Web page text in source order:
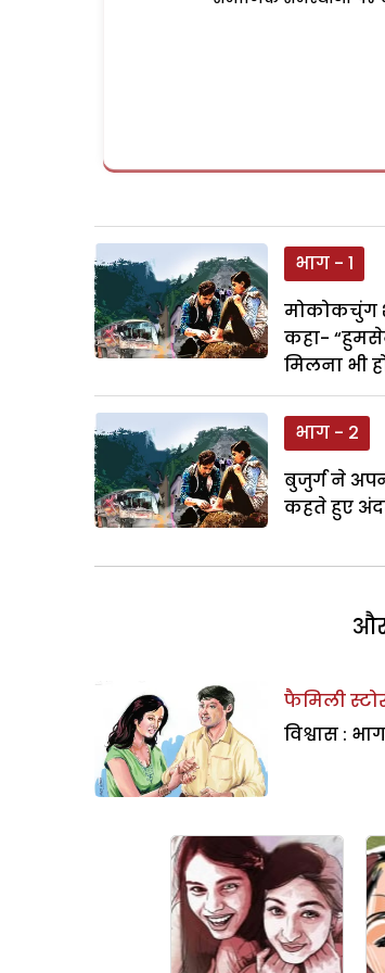
भाग - 1
मोकोकचुंग
कहा-
मिलना भी
भाग - 2
बुजुर्ग ने
कहते हुए
फैमिली
विश्वास :